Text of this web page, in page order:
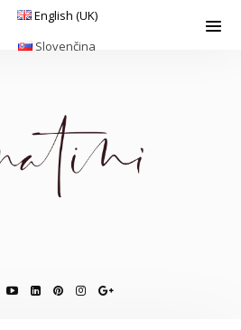
English (UK)
Slovenčina